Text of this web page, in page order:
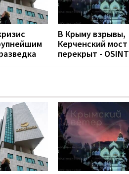
В Крыму взрывы,
Керченский мост
перекрыт - OSINT